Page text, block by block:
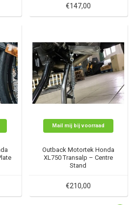
€147,00
Mail mij bij voorraad
Outback Motortek Honda
XL750 Transalp – Centre
Stand
€210,00